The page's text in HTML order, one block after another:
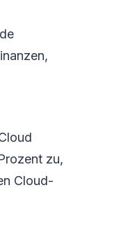
zu,
Cloud-